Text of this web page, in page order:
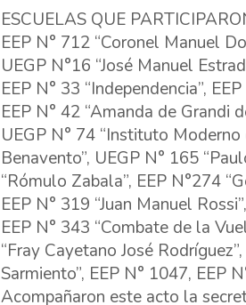
ESCUELAS QUE
EEP N° 712 “Coronel Manuel
UEGP N°16 “José Manuel
EEP N° 33 “Independencia”,
EEP N° 42 “Amanda de Grandi
UEGP N° 74 “Instituto Moderno
Benavento”, UEGP N° 165
“Rómulo Zabala”, EEP N°274
EEP N° 319 “Juan Manuel Rossi”,
EEP N° 343 “Combate de la
“Fray Cayetano José
Sarmiento”, EEP N° 1047, EEP
Acompañaron este acto la